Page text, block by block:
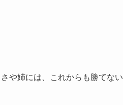
や姉には、これからも勝てない